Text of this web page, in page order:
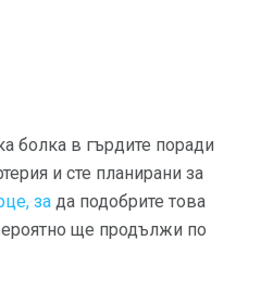
болка в гърдите поради
и сте планирани за
за да подобрите това
ще продължи по